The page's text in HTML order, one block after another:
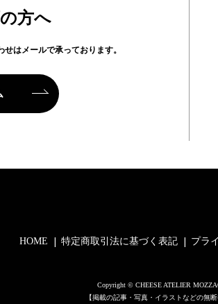
方へ
はメールで承っております。
HOME 特定商取引法に基づく表記 プラ
Copyright © CHEESE ATELIER
【掲載の記事・写真・イラストなどの無